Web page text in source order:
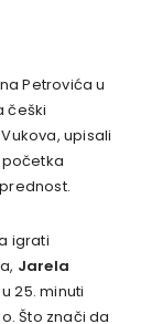
Petrovića u
češki
upisali
igrati
Jarela
25. minuti
Što znači da